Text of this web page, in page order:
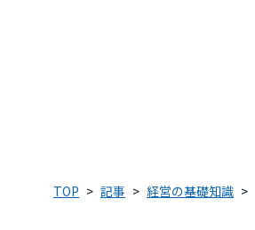
TOP 記事 経営の基礎知識